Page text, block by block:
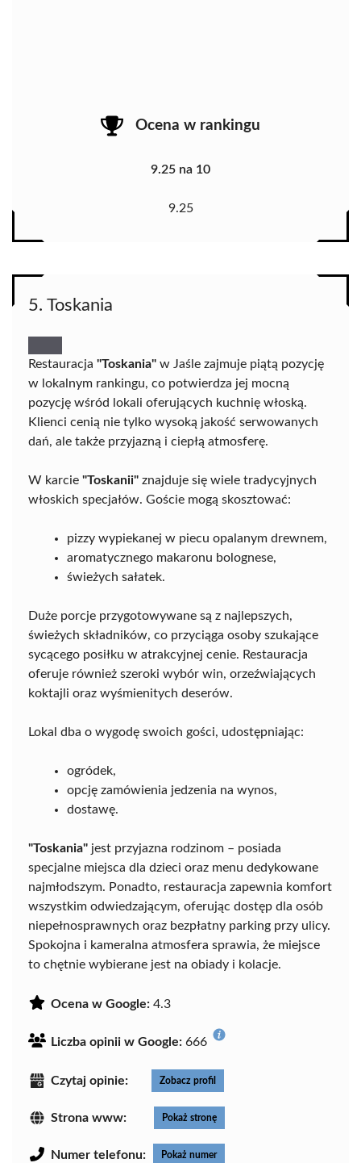
Ocena w rankingu
9.25 na 10
9.25
5. Toskania
Restauracja "Toskania" w Jaśle zajmuje piątą pozycję
w lokalnym rankingu, co potwierdza jej mocną
pozycję wśród lokali oferujących kuchnię włoską.
Klienci cenią nie tylko wysoką jakość serwowanych
dań, ale także przyjazną i ciepłą atmosferę.
W karcie "Toskanii" znajduje się wiele tradycyjnych
włoskich specjałów. Goście mogą skosztować:
pizzy wypiekanej w piecu opalanym drewnem,
aromatycznego makaronu bolognese,
świeżych sałatek.
Duże porcje przygotowywane są z najlepszych,
świeżych składników, co przyciąga osoby szukające
sycącego posiłku w atrakcyjnej cenie. Restauracja
oferuje również szeroki wybór win, orzeźwiających
koktajli oraz wyśmienitych deserów.
Lokal dba o wygodę swoich gości, udostępniając:
ogródek,
opcję zamówienia jedzenia na wynos,
dostawę.
"Toskania" jest przyjazna rodzinom – posiada
specjalne miejsca dla dzieci oraz menu dedykowane
najmłodszym. Ponadto, restauracja zapewnia komfort
wszystkim odwiedzającym, oferując dostęp dla osób
niepełnosprawnych oraz bezpłatny parking przy ulicy.
Spokojna i kameralna atmosfera sprawia, że miejsce
to chętnie wybierane jest na obiady i kolacje.
Ocena w Google: 4.3
Liczba opinii w Google: 666
Czytaj opinie: Zobacz profil
Strona www: Pokaż stronę
Numer telefonu: Pokaż numer